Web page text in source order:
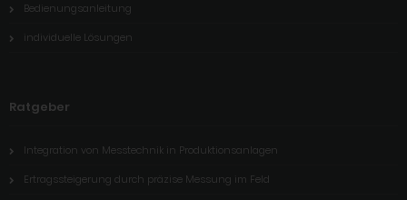
Bedienungsanleitung
individuelle Lösungen
Ratgeber
Integration von Messtechnik in Produktionsanlagen
Ertragssteigerung durch präzise Messung im Feld